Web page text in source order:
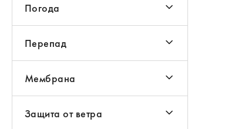
Погода
Перепад
Мембрана
Защита от ветра